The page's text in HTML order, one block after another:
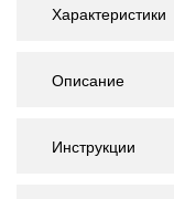
Характеристики
Описание
Инструкции